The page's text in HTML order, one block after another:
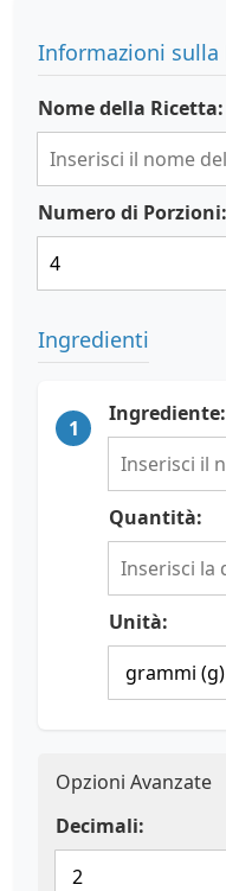
Informazioni sulla
Nome della Ricetta:
Numero di Porzioni:
Ingredienti
1
Ingrediente:
Quantità:
Unità:
Opzioni Avanzate
Decimali: